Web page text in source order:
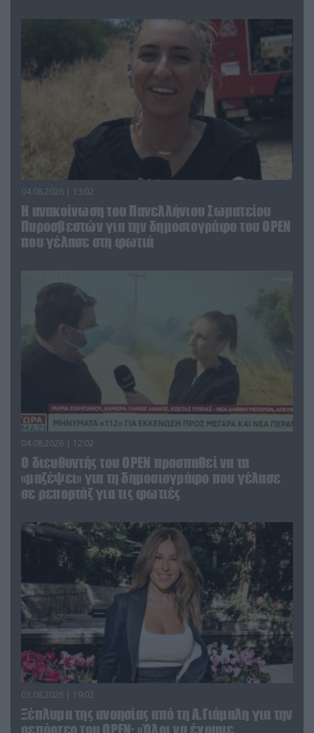
04.08.2026 | 13:02
Η ανακοίνωση του Πανελλήνιου Σωματείου
Πυροσβεστών για την δημοσιογράφο του OPEN
που γέλασε στη φωτιά
04.08.2026 | 12:02
O διευθυντής του OPEN προσπαθεί να τα
«μαζέψει» για τη δημοσιογράφο που γέλασε
σε ρεπορτάζ για τις φωτιές
03.08.2026 | 19:02
Ξέπλυμα της ανοησίας από τη Α.Γιάμαλη για την
ρεπόρτερ του ΟΡΕΝ: «Όλοι να έχουμε